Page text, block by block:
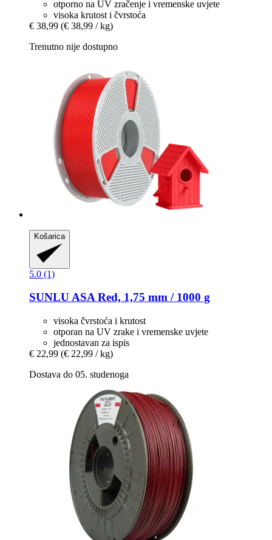
otporno na UV zračenje i vremenske uvjete
visoka krutost i čvrstoća
€ 38,99 (€ 38,99 / kg)
Trenutno nije dostupno
Košarica
5.0 (1)
SUNLUASA Red, 1,75 mm / 1000 g
visoka čvrstoća i krutost
otporan na UV zrake i vremenske uvjete
jednostavan za ispis
€ 22,99 (€ 22,99 / kg)
Dostava do 05. studenoga